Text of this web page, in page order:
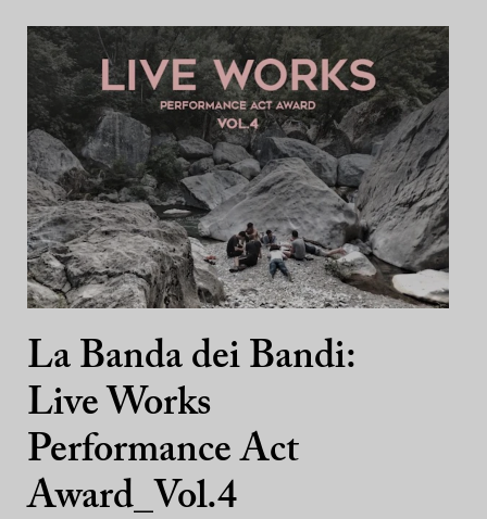
La Banda dei Bandi:
Live Works
Performance Act
Award_Vol.4